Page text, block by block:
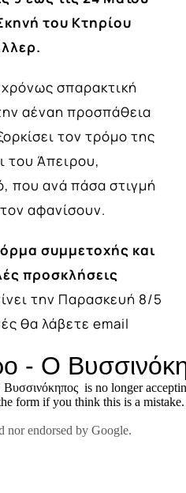
του Κτηρίου
σπαρακτική
αέναη προσπάθεια
τον τρόμο της
του Άπειρου,
που ανά πάσα στιγμή
αφανίσουν.
συμμετοχής και
προσκλήσεις
την Παρασκευή 8/5
θα λάβετε email